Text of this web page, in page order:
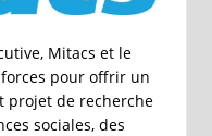
Mitacs et le
pour offrir un
projet de recherche
sociales, des